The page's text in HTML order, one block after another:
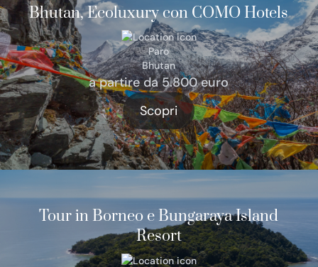
Bhutan, Ecoluxury con COMO Hotels
Paro
Bhutan
a partire da 5.800 euro
Scopri
Tour in Borneo e Bungaraya Island
Resort